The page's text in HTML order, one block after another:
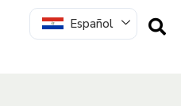
Español